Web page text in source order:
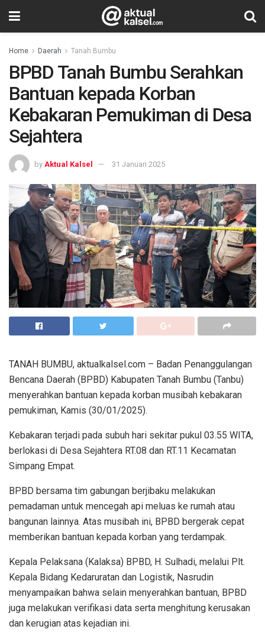
Home Daerah Tanah Bumbu
BPBD Tanah Bumbu Serahkan
Bantuan kepada Korban
Kebakaran Pemukiman di Desa
Sejahtera
by Aktual Kalsel 31 Januari 2025
TANAH BUMBU, aktualkalsel.com – Badan Penanggulangan
Bencana Daerah (BPBD) Kabupaten Tanah Bumbu (Tanbu)
menyerahkan bantuan kepada korban musibah kebakaran
pemukiman, Kamis (30/01/2025).
Kebakaran terjadi pada subuh hari sekitar pukul 03.55 WITA,
berlokasi di Desa Sejahtera RT.08 dan RT.11 Kecamatan
Simpang Empat.
BPBD bersama tim gabungan berjibaku melakukan
pemadaman untuk mencegah api meluas ke rumah atau
bangunan lainnya. Atas musibah ini, BPBD bergerak cepat
memberikan bantuan kepada korban yang terdampak.
Kepala Pelaksana (Kalaksa) BPBD, H. Sulhadi, melalui Plt.
Kepala Bidang Kedaruratan dan Logistik, Nasrudin
menyampaikan bahwa selain menyerahkan bantuan, BPBD
juga melakukan verifikasi data serta menghitung kerusakan
dan kerugian atas kejadian ini.